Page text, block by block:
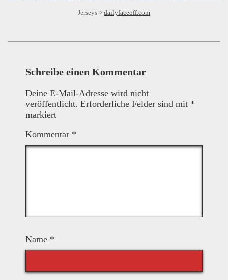
Jerseys > dailyfaceoff.com
Schreibe einen Kommentar
Deine E-Mail-Adresse wird nicht
veröffentlicht. Erforderliche Felder sind mit *
markiert
Kommentar *
Name *